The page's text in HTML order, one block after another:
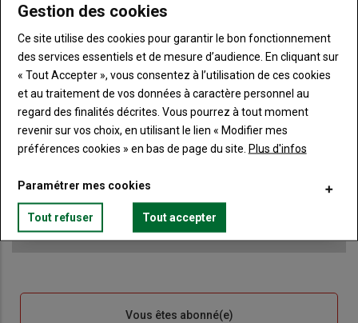
Body A partir de 85€
Lien JE M'ABONNE
Liste
à
Accédez à tous les articles du site Terre de Touraine
Consultez le journal Terre de Touraine au format
Ne manquez aucune information grâce à la
Vous êtes abonné(e)
Gestion des cookies
Ce site utilise des cookies pour garantir le bon fonctionnement
des services essentiels et de mesure d’audience. En cliquant sur
« Tout Accepter », vous consentez à l’utilisation de ces cookies
et au traitement de vos données à caractère personnel au
regard des finalités décrites. Vous pourrez à tout moment
revenir sur vos choix, en utilisant le lien « Modifier mes
préférences cookies » en bas de page du site. Plus d'infos
Paramétrer mes cookies
Tout refuser Tout accepter